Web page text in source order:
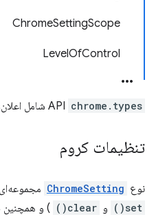
ChromeSettingScope
LevelOfControl
API chrome.types شامل
تنظیمات کروم
نوع ChromeSetting
set() و clear() ) و همچنین